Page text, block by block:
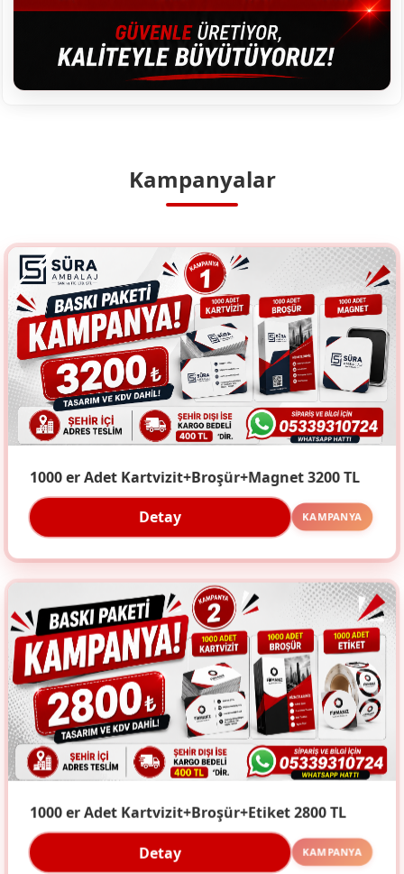
Kampanyalar
1000 er Adet Kartvizit+Broşür+Magnet 3200 TL
Detay KAMPANYA
1000 er Adet Kartvizit+Broşür+Etiket 2800 TL
Detay KAMPANYA